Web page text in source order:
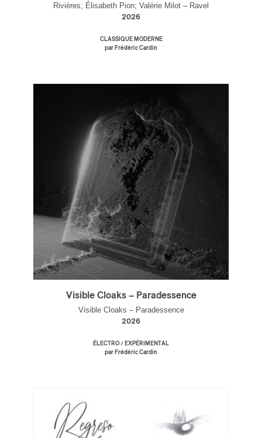
Rivières; Élisabeth Pion; Valérie Milot – Ravel
2026
CLASSIQUE MODERNE
par Frédéric Cardin
Visible Cloaks – Paradessence
Visible Cloaks – Paradessence
2026
ÉLECTRO / EXPÉRIMENTAL
par Frédéric Cardin